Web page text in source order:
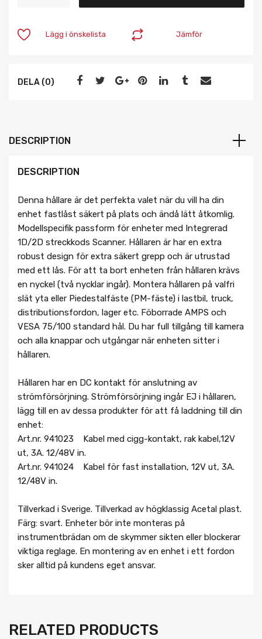
Jämför
Lägg i önskelista
DELA (0)
DESCRIPTION
DESCRIPTION
Denna hållare är det perfekta valet när du vill ha din
enhet fastlåst säkert på plats och ändå lätt åtkomlig.
Modellspecifik passform för enheter med Integrerad
1D/2D streckkods Scanner. Hållaren är har en extra
robust design för extra säkert grepp och är utrustad
med ett lås. För att ta bort enheten från hållaren krävs
en nyckel (två nycklar ingår). Montera hållaren på valfri
slät yta eller Piedestalfäste (PM-fäste) i lastbil, truck,
distributionsfordon, lager etc. Föborrade AMPS och
VESA 75/100 standard hål. Du har full tillgång till kamera
och alla knappar och utgångar när enheten sitter i
hållaren.
Hållaren har en DC kontakt för anslutning av
strömförsörjning. Strömförsörjning ingår EJ i hållaren,
lägg till en av dessa produkter för att få laddning till din
enhet:
Art.nr. 941023 Kabel med cigg-kontakt, rak kabel,12V
ut, 3A. 12/48V in.
Art.nr. 941024 Kabel för fast installation, 12V ut, 3A.
12/48V in.
Tillverkad i Sverige. Tillverkad av högklassig Acetal plast.
Färg: svart. Enheter bör inte monteras på
instrumentbrädan om de skymmer sikten eller blockerar
viktiga reglage. En montering av en enhet i ett fordon
sker alltid på kundens eget ansvar.
RELATED PRODUCTS